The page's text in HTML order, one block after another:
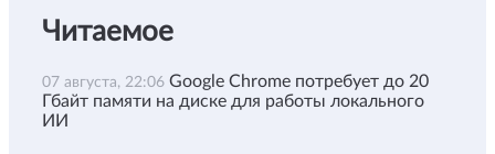
Читаемое
07 августа, 22:06 Google Chrome потребует до 20
Гбайт памяти на диске для работы локального
ИИ